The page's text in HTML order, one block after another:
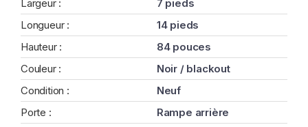
Largeur :
7 pieds
Longueur :
14 pieds
Hauteur :
84 pouces
Couleur :
Noir / blackout
Condition :
Neuf
Porte :
Rampe arrière